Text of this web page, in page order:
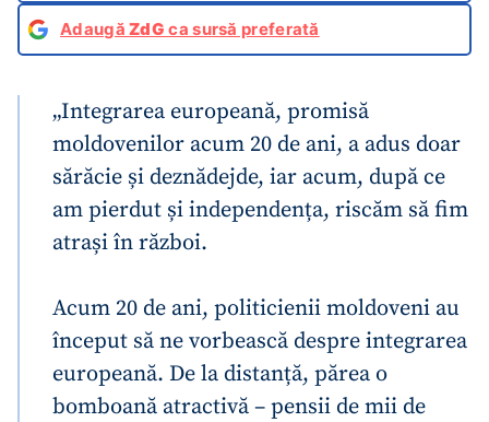
AdaugăZdG ca sursă preferată
„Integrarea europeană, promisă
moldovenilor acum 20 de ani, a adus doar
sărăcie și deznădejde, iar acum, după ce
am pierdut și independența, riscăm să fim
atrași în război.
Acum 20 de ani, politicienii moldoveni au
început să ne vorbească despre integrarea
europeană. De la distanță, părea o
bomboană atractivă – pensii de mii de